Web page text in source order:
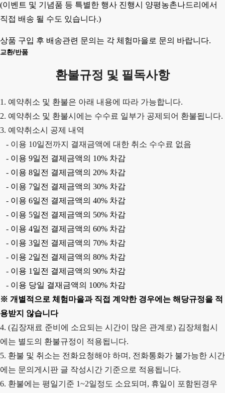
(이벤트 및 기념품 등 특별한 행사 진행시 양평농촌나드리에서
직접 배송 될 수도 있습니다.)
상품 구입 후 배송관련 문의는 각 체험마을로 문의 바랍니다.
교환/반품
환불규정 및 필독사항
1. 예약취소 및 환불은 아래 내용에 따라 가능합니다.
2. 예약취소 및 환불시에는 수수료 일부가 공제되어 환불됩니다.
3. 예약취소시 공제 내역
- 이용 10일전까지 결재금액에 대한 취소 수수료 없음
- 이용 9일전 결제금액의 10% 차감
- 이용 8일전 결제금액의 20% 차감
- 이용 7일전 결제금액의 30% 차감
- 이용 6일전 결제금액의 40% 차감
- 이용 5일전 결제금액의 50% 차감
- 이용 4일전 결제금액의 60% 차감
- 이용 3일전 결제금액의 70% 차감
- 이용 2일전 결제금액의 80% 차감
- 이용 1 일전 결제금액의 90% 차감
- 이용 당일 결재금액의 100% 차감
※ 개별적으로 체험마을과 직접 계약한 경우에는 해당규정을 적
용받지 않습니다
4. (김장재료 준비에 소요되는 시간이 많은 관계로) 김장체험시
에는 별도의 환불규정이 적용됩니다.
5. 환불 및 취소는 전화요청해야 하며, 전화통화가 불가능한 시간
에는 문의게시판 글 작성시간 기준으로 적용됩니다.
6. 환불에는 평일기준 1~2일정도 소요되며, 휴일이 포함된경우